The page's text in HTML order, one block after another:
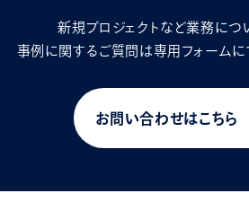
新規プロジェクトなど業務につ
事例に関するご質問は専用フォームに
お問い合わせはこちら